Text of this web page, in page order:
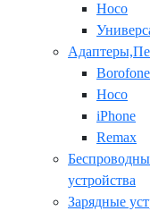
Hoco
Borofone
Hoco
iPhone
Remax
устройства
Зарядные